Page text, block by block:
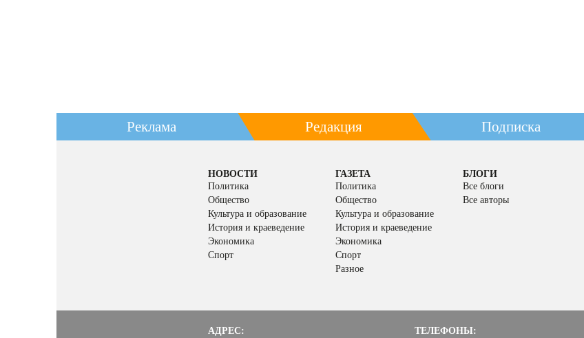
Реклама Редакция Подписка
НОВОСТИ
Политика
Общество
Культура и образование
История и краеведение
Экономика
Спорт
ГАЗЕТА
Политика
Общество
Культура и образование
История и краеведение
Экономика
Спорт
Разное
БЛОГИ
Все блоги
Все авторы
АДРЕС: ТЕЛЕФОНЫ: